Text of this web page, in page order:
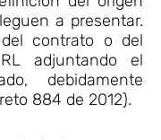
a presentar.
contrato o del
adjuntando el
debidamente
884 de 2012).